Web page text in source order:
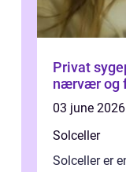
Privat
nærvær og
03 june 2026
Solceller
Solceller er